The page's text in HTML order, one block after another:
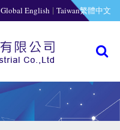
Global English | Taiwan繁體中文